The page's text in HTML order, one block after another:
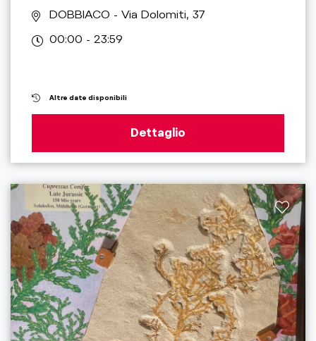
DOBBIACO - Via Dolomiti, 37
00:00 - 23:59
Altre date disponibili
Dettaglio